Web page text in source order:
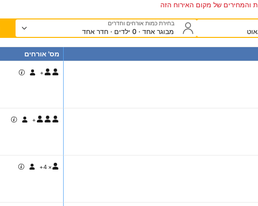
והמחירים של מקום האירוח הזה
בחירת כמות אורחים וחדרים
מבוגר אחד · 0 ילדים · חדר אחד
מס' אורחים
+
+
×
4
+